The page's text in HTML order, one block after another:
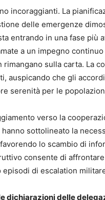
incoraggianti. La
delle emergenze
entrando in una fase più
a un impegno
sulla carta. La
auspicando che gli
serenità per le
verso la
sottolineato la
lo scambio di
consente di
di escalation
dichiarazioni delle